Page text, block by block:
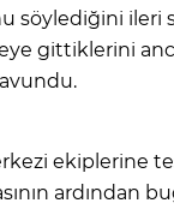
söylediğini ileri
gittiklerini
ekiplerine
ardından